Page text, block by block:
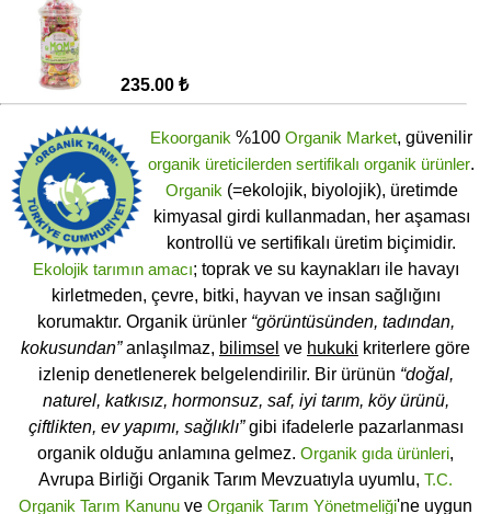
235.00 ₺
Ekoorganik %100 Organik Market, güvenilir
organik üreticilerden sertifikalı organik ürünler.
Organik (=ekolojik, biyolojik), üretimde
kimyasal girdi kullanmadan, her aşaması
kontrollü ve sertifikalı üretim biçimidir.
Ekolojik tarımın amacı; toprak ve su kaynakları ile havayı
kirletmeden, çevre, bitki, hayvan ve insan sağlığını
korumaktır. Organik ürünler “görüntüsünden, tadından,
kokusundan”anlaşılmaz, bilimsel ve hukuki kriterlere göre
izlenip denetlenerek belgelendirilir. Bir ürünün “doğal,
naturel, katkısız, hormonsuz, saf, iyi tarım, köy ürünü,
çiftlikten, ev yapımı, sağlıklı”gibi ifadelerle pazarlanması
organik olduğu anlamına gelmez. Organik gıda ürünleri,
Avrupa Birliği Organik Tarım Mevzuatıyla uyumlu, T.C.
Organik Tarım Kanunu ve Organik Tarım Yönetmeliği'ne uygun